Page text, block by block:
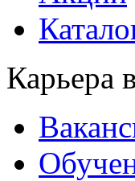
Карьера